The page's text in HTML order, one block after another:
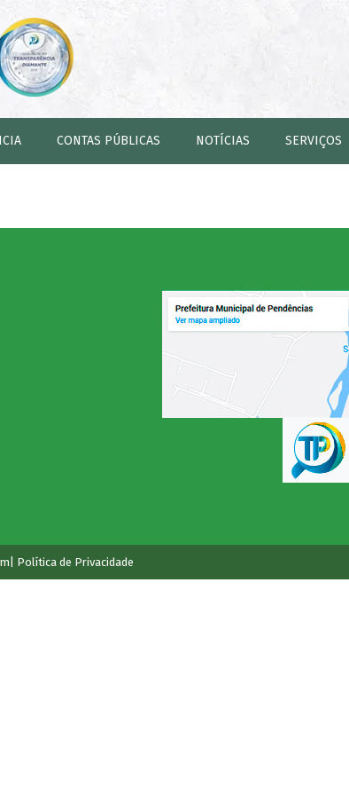
CONTAS PÚBLICAS NOTÍCIAS SERVIÇOS
| Política de Privacidade